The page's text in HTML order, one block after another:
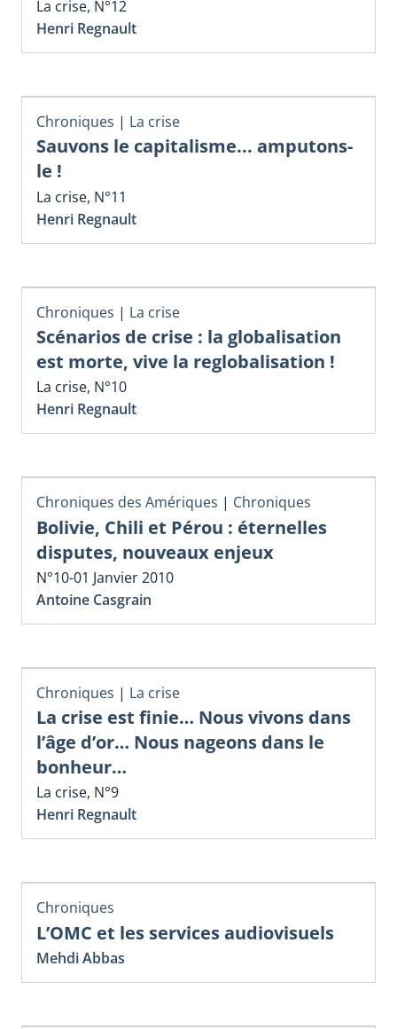
La crise, N°12
Henri Regnault
Chroniques | La crise
Sauvons le capitalisme... amputons-
le !
La crise, N°11
Henri Regnault
Chroniques | La crise
Scénarios de crise : la globalisation
est morte, vive la reglobalisation !
La crise, N°10
Henri Regnault
Chroniques des Amériques | Chroniques
Bolivie, Chili et Pérou : éternelles
disputes, nouveaux enjeux
N°10-01 Janvier 2010
Antoine Casgrain
Chroniques | La crise
La crise est finie… Nous vivons dans
l’âge d’or… Nous nageons dans le
bonheur…
La crise, N°9
Henri Regnault
Chroniques
L’OMC et les services audiovisuels
Mehdi Abbas